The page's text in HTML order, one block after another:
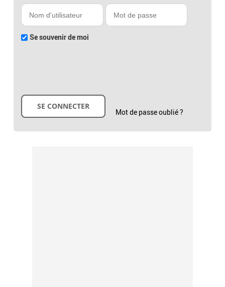
Se souvenir de moi
Mot de passe oublié ?